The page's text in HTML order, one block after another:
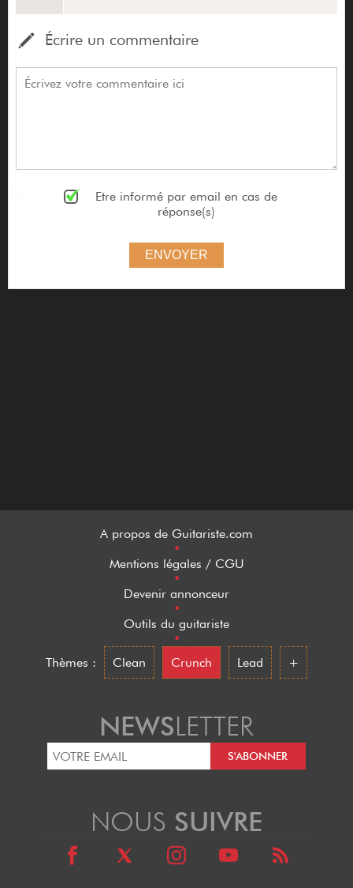
Écrire un commentaire
Etre informé par email en cas de
réponse(s)
ENVOYER
A propos de Guitariste.com
•
Mentions légales / CGU
•
Devenir annonceur
•
Outils du guitariste
•
Thèmes :
Clean Crunch Lead +
NEWSLETTER
NOUS SUIVRE